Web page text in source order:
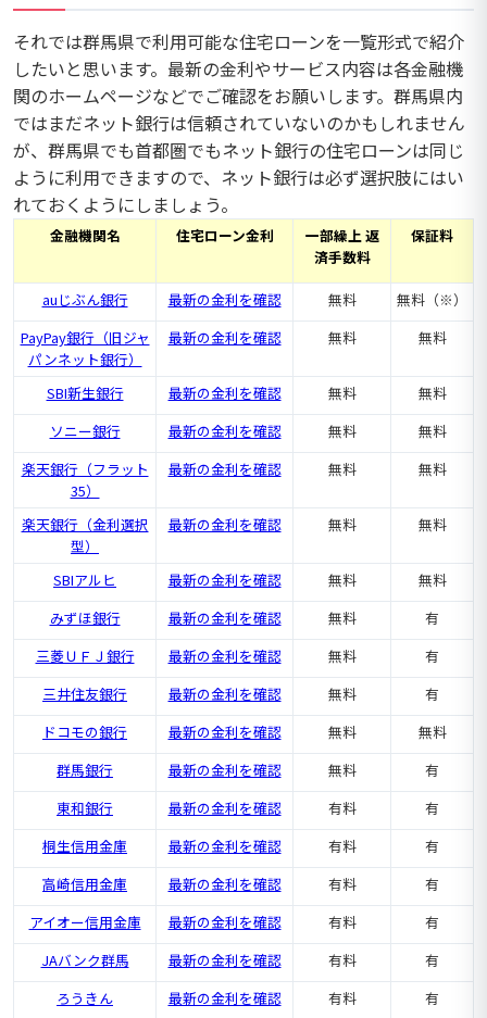
それでは群馬県で利用可能な住宅ローンを一覧形式で紹介
したいと思います。最新の金利やサービス内容は各金融機
関のホームページなどでご確認をお願いします。群馬県内
ではまだネット銀行は信頼されていないのかもしれません
が、群馬県でも首都圏でもネット銀行の住宅ローンは同じ
ように利用できますので、ネット銀行は必ず選択肢にはい
れておくようにしましょう。
金融機関名 住宅ローン金利
一部繰上 返
済手数料
保証料
auじぶん銀行 最新の金利を確認 無料
無料（※）
PayPay銀行（旧ジャ
パンネット銀行）
最新の金利を確認 無料 無料
SBI新生銀行 最新の金利を確認 無料
無料
ソニー銀行
最新の金利を確認 無料
無料
楽天銀行（フラット
35）
最新の金利を確認 無料 無料
楽天銀行（金利選択
型）
最新の金利を確認 無料 無料
SBIアルヒ 最新の金利を確認 無料
無料
みずほ銀行
最新の金利を確認 無料
有
三菱ＵＦＪ銀行
最新の金利を確認 無料
有
三井住友銀行
最新の金利を確認 無料
有
ドコモの銀行
最新の金利を確認 無料
無料
群馬銀行
最新の金利を確認 無料
有
東和銀行
最新の金利を確認 有料
有
桐生信用金庫
最新の金利を確認 有料
有
高崎信用金庫
最新の金利を確認 有料
有
アイオー信用金庫
最新の金利を確認 有料
有
JAバンク群馬
最新の金利を確認 有料
有
ろうきん
最新の金利を確認 有料 有